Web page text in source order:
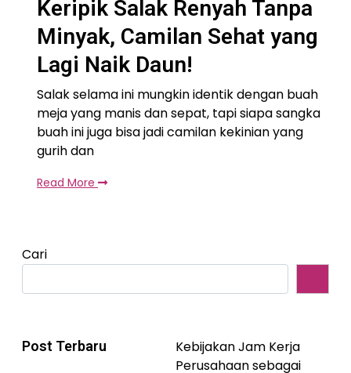
Keripik Salak Renyah Tanpa
Minyak, Camilan Sehat yang
Lagi Naik Daun!
Salak selama ini mungkin identik dengan buah
meja yang manis dan sepat, tapi siapa sangka
buah ini juga bisa jadi camilan kekinian yang
gurih dan
Read More
Cari
Post Terbaru
Kebijakan Jam Kerja
Perusahaan sebagai